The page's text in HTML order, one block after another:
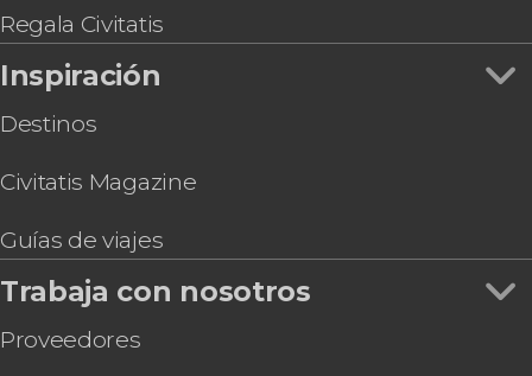
Regala Civitatis
Inspiración
Destinos
Civitatis Magazine
Guías de viajes
Trabaja con nosotros
Proveedores